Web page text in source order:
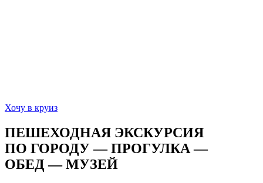
Хочу в круиз
ПЕШЕХОДНАЯ ЭКСКУРСИЯ
ПО ГОРОДУ — ПРОГУЛКА —
ОБЕД — МУЗЕЙ